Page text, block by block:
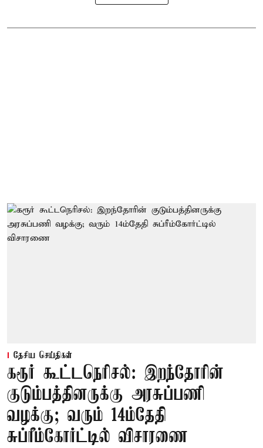
தேசிய செய்திகள்
கரூர் கூட்டநெரிசல்: இறந்தோரின்
குடும்பத்தினருக்கு அரசுப்பணி
வழக்கு; வரும் 14ம்தேதி
சுப்ரீம்கோர்ட்டில் விசாரணை